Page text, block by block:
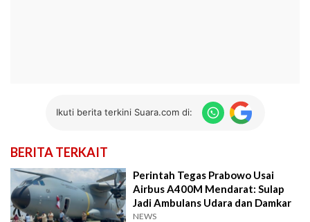
Ikuti berita terkini Suara.com di:
BERITA TERKAIT
Perintah Tegas Prabowo Usai
Airbus A400M Mendarat: Sulap
Jadi Ambulans Udara dan Damkar
NEWS